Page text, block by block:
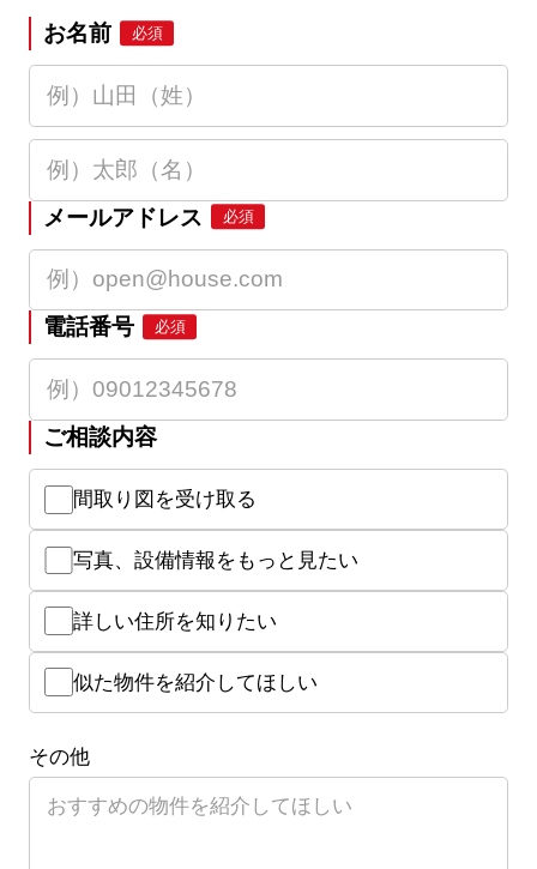
お名前 必須
メールアドレス 必須
電話番号 必須
ご相談内容
間取り図を受け取る
写真、設備情報をもっと見たい
詳しい住所を知りたい
似た物件を紹介してほしい
その他